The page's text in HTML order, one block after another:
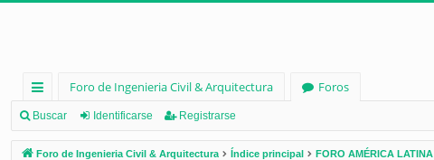
nl
ac
Foro de Ingenieria Civil & Arquitectura
Foros
Buscar Identificarse Registrarse
Foro de Ingenieria Civil & Arquitectura Índice principal FORO AMÉRICA LATINA